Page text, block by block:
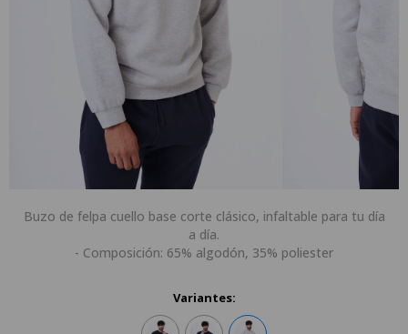
Buzo de felpa cuello base corte clásico, infaltable para tu día
a día.
- Composición: 65% algodón, 35% poliester
Variantes: